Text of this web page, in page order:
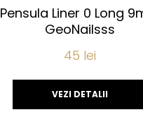
Pensula Liner 0 Long
GeoNailsss
45 lei
VEZI DETALII